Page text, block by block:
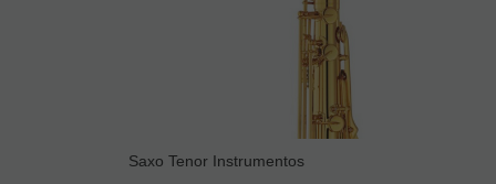
Saxo Tenor Instrumentos